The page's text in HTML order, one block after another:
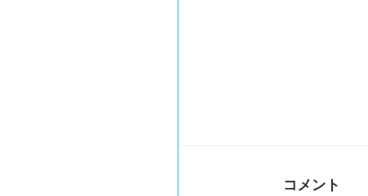
コメント